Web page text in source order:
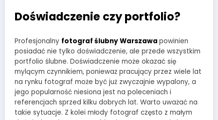
Doświadczenie czy portfolio?
Profesjonalny fotograf ślubny Warszawa powinien
posiadać nie tylko doświadczenie, ale przede wszystkim
portfolio ślubne. Doświadczenie może okazać się
mylącym czynnikiem, ponieważ pracujący przez wiele lat
na rynku fotograf może być już zwyczajnie wypalony, a
jego popularność niesiona jest na poleceniach i
referencjach sprzed kilku dobrych lat. Warto uważać na
takie sytuacje. Z kolei młody fotograf często z małym